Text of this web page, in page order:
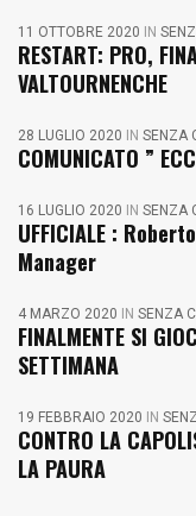
11 OTTOBRE 2020 IN
RESTART: PRO,
VALTOURNENCHE
28 LUGLIO 2020 IN SENZA
COMUNICATO ”
16 LUGLIO 2020 IN SENZA
UFFICIALE :
Manager
4 MARZO 2020 IN SENZA
FINALMENTE SI
SETTIMANA
19 FEBBRAIO 2020 IN
CONTRO LA
LA PAURA